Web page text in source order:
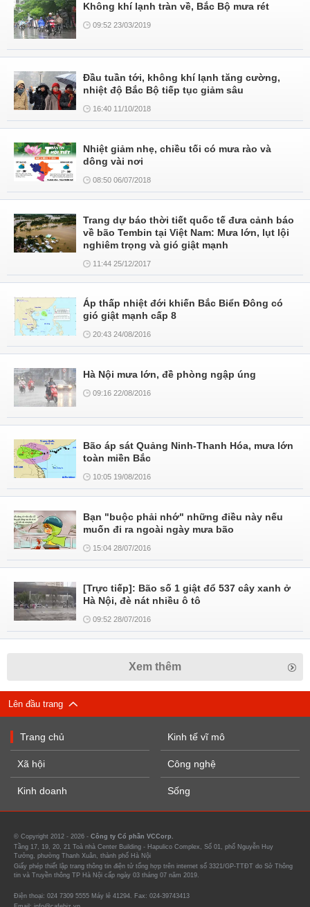
Không khí lạnh tràn về, Bắc Bộ mưa rét
09:52 23/03/2019
Đầu tuần tới, không khí lạnh tăng cường,
nhiệt độ Bắc Bộ tiếp tục giảm sâu
16:40 11/10/2018
Nhiệt giảm nhẹ, chiều tối có mưa rào và
dông vài nơi
08:50 06/07/2018
Trang dự báo thời tiết quốc tế đưa cảnh báo
về bão Tembin tại Việt Nam: Mưa lớn, lụt lội
nghiêm trọng và gió giật mạnh
11:44 25/12/2017
Áp thấp nhiệt đới khiến Bắc Biển Đông có
gió giật mạnh cấp 8
20:43 24/08/2016
Hà Nội mưa lớn, đề phòng ngập úng
09:16 22/08/2016
Bão áp sát Quảng Ninh-Thanh Hóa, mưa lớn
toàn miền Bắc
10:05 19/08/2016
Bạn "buộc phải nhớ" những điều này nếu
muốn đi ra ngoài ngày mưa bão
15:04 28/07/2016
[Trực tiếp]: Bão số 1 giật đổ 537 cây xanh ở
Hà Nội, đè nát nhiều ô tô
09:52 28/07/2016
Xem thêm
Lên đầu trang
Trang chủ
Xã hội
Kinh doanh
Kinh tế vĩ mô
Công nghệ
Sống
© Copyright 2012 - 2026 - Công ty Cổ phần VCCorp.
Tầng 17, 19, 20, 21 Toà nhà Center Building - Hapulico Complex, Số 01, phố Nguyễn Huy
Tưởng, phường Thanh Xuân, thành phố Hà Nội
Giấy phép thiết lập trang thông tin điện tử tổng hợp trên internet số 3321/GP-TTĐT do Sở Thông
tin và Truyền thông TP Hà Nội cấp ngày 03 tháng 07 năm 2019.
Điện thoại: 024 7309 5555 Máy lẻ 41294. Fax: 024-39743413